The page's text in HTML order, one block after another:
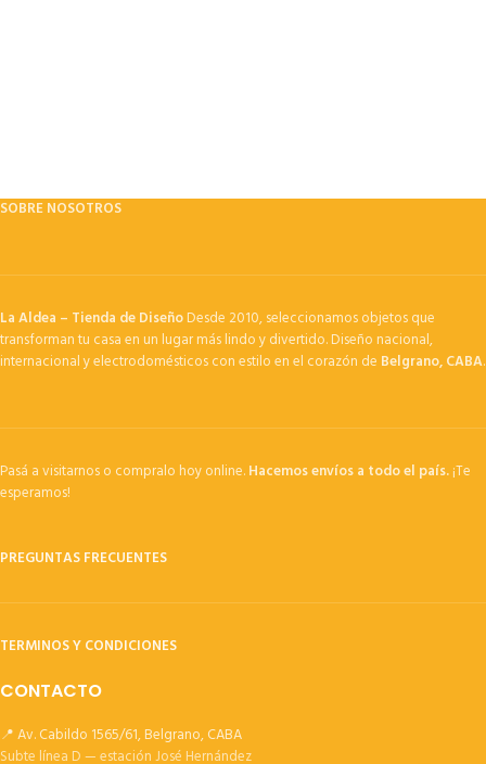
SOBRE NOSOTROS
La Aldea – Tienda de DiseñoDesde 2010, seleccionamos objetos que
transforman tu casa en un lugar más lindo y divertido. Diseño nacional,
internacional y electrodomésticos con estilo en el corazón de Belgrano, CABA.
Pasá a visitarnos o compralo hoy online.Hacemos envíos a todo el país.¡Te
esperamos!
PREGUNTAS FRECUENTES
TERMINOS Y CONDICIONES
CONTACTO
📍 Av. Cabildo 1565/61, Belgrano, CABA
Subte línea D — estación José Hernández